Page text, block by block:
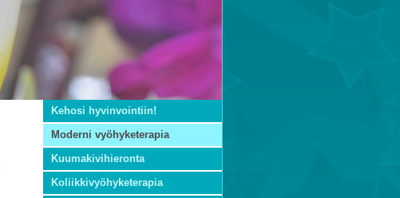
Kehosi hyvinvointiin!
Moderni vyöhyketerapia
Kuumakivihieronta
Koliikkivyöhyketerapia